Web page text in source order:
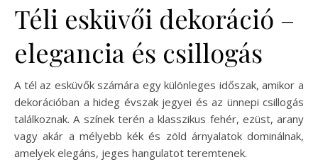
Téli esküvői dekoráció –
elegancia és csillogás
A tél az esküvők számára egy különleges időszak, amikor a
dekorációban a hideg évszak jegyei és az ünnepi csillogás
találkoznak. A színek terén a klasszikus fehér, ezüst, arany
vagy akár a mélyebb kék és zöld árnyalatok dominálnak,
amelyek elegáns, jeges hangulatot teremtenek.